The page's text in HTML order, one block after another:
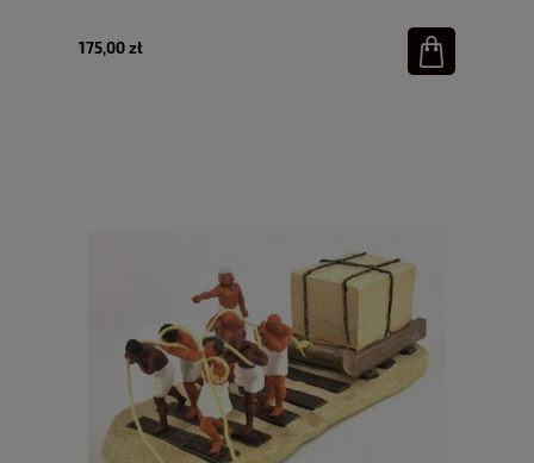
175,00 zł